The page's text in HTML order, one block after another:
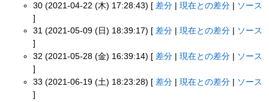
30 (2021-04-22 (木) 17:28:43) [ 差分 |現在との差分 | ソース
]
31 (2021-05-09 (日) 18:39:17) [ 差分 |現在との差分
ソース
]
32 (2021-05-28 (金) 16:39:14) [ 差分 |現在との差分
ソース
]
33 (2021-06-19 (土) 18:23:28) [ 差分 |現在との差分 | ソース
]